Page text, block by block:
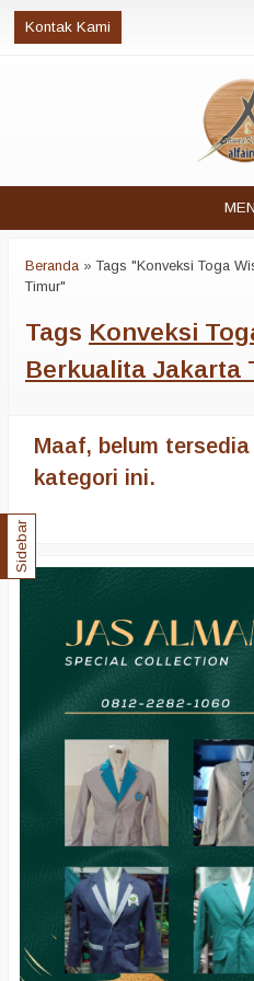
Kontak Kami
Beranda »Tags "Konveksi Toga
Timur"
Tags Konveksi
Berkualita Jakarta
Maaf, belum
kategori ini.
Sidebar